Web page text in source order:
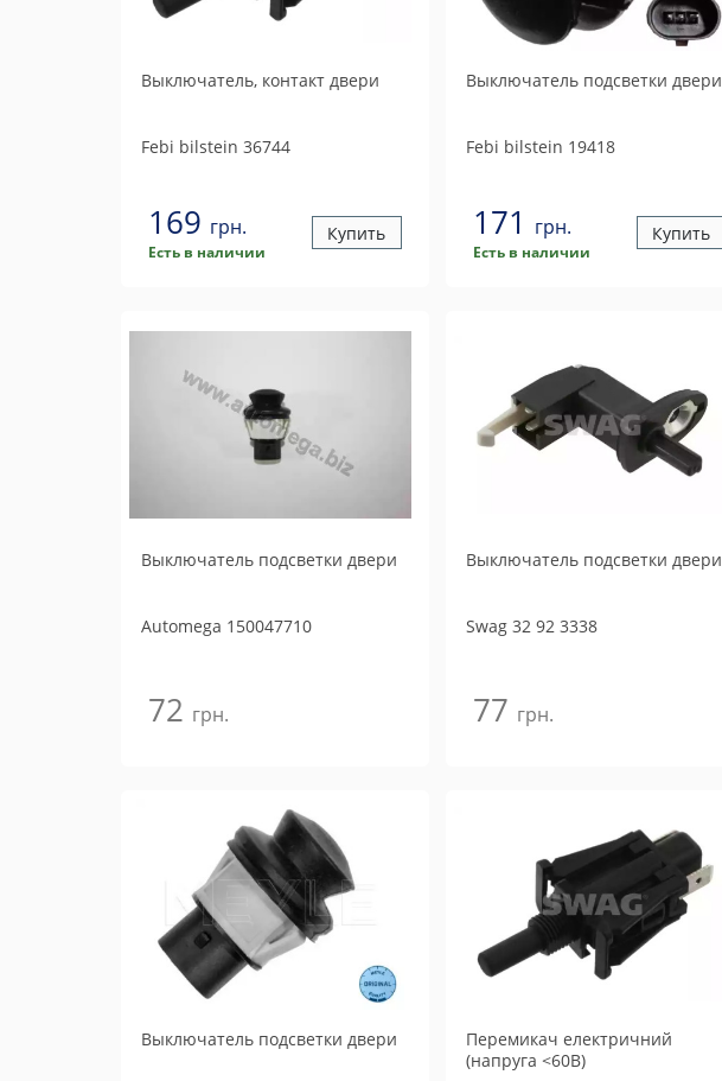
Выключатель, контакт двери
Febi bilstein 36744
169 грн.
Есть в наличии
Купить
Выключатель подсветки двери
Febi bilstein 19418
171 грн.
Есть в наличии
Купить
Выключатель подсветки двери
Automega 150047710
72 грн.
Выключатель подсветки двери
Swag32 92 3338
77 грн.
Выключатель подсветки двери
Перемикач електричний
(напруга <60В)